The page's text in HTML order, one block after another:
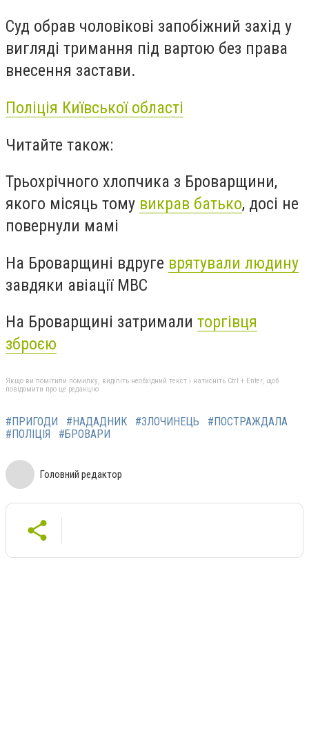
Суд обрав чоловікові запобіжний захід у
вигляді тримання під вартою без права
внесення застави.
Поліція Київської області
Читайте також:
Трьохрічного хлопчика з Броварщини,
якого місяць тому викрав батько, досі не
повернули мамі
На Броварщині вдруге врятували людину
завдяки авіації МВС
На Броварщині затримали торгівця
зброєю
Якщо ви помітили помилку, виділіть необхідний текст і натисніть Ctrl + Enter, щоб
повідомити про це редакцію
#ПРИГОДИ #НАДАДНИК #ЗЛОЧИНЕЦЬ
#ПОСТРАЖДАЛА
#ПОЛІЦІЯ
#БРОВАРИ
Головний редактор